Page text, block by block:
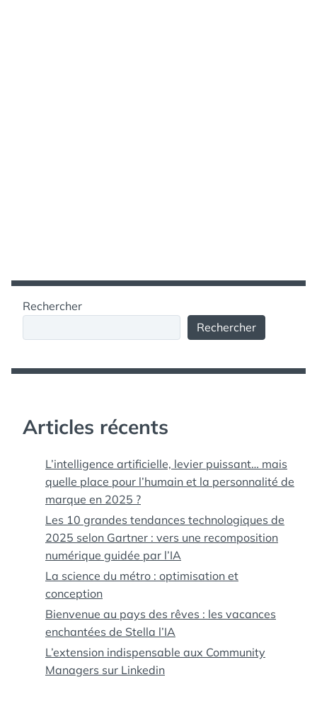
Rechercher
Rechercher
Articles récents
L’intelligence artificielle, levier puissant… mais
quelle place pour l’humain et la personnalité de
marque en 2025 ?
Les 10 grandes tendances technologiques de
2025 selon Gartner : vers une recomposition
numérique guidée par l’IA
La science du métro : optimisation et
conception
Bienvenue au pays des rêves : les vacances
enchantées de Stella l’IA
L’extension indispensable aux Community
Managers sur Linkedin